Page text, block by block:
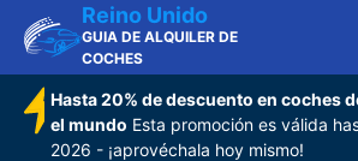
Reino Unido
GUIA DE ALQUILER DE
COCHES
Hasta 20% de descuento en coches
el mundo Esta promoción es válida
2026 - ¡aprovéchala hoy mismo!